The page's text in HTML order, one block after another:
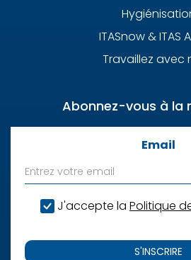
ITASnow & ITAS
Travaillez avec
Abonnez-vous à la
Email
J'accepte la Politique
S'INSCRIRE